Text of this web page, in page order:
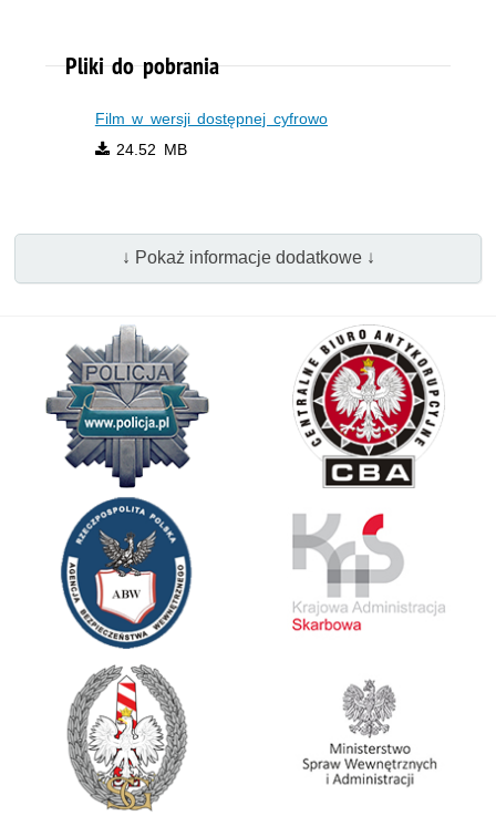
Pliki do pobrania
Film w wersji dostępnej cyfrowo
24.52 MB
↓ Pokaż informacje dodatkowe ↓